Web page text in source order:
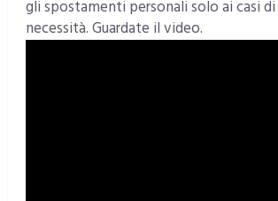
gli spostamenti personali solo ai casi
necessità. Guardate il video.